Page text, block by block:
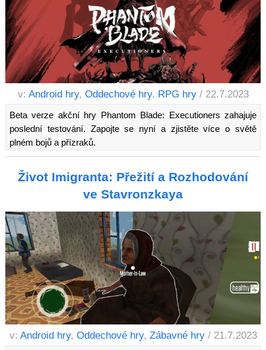
v: Android hry, Oddechové hry, RPG hry / 22.7.2023
Beta verze akční hry Phantom Blade: Executioners zahajuje
poslední testování. Zapojte se nyní a zjistěte více o světě
plném bojů a přízraků.
Život Imigranta: Přežití a Rozhodování
ve Stavronzkaya
v: Android hry, Oddechové hry, Zábavné hry / 21.7.2023